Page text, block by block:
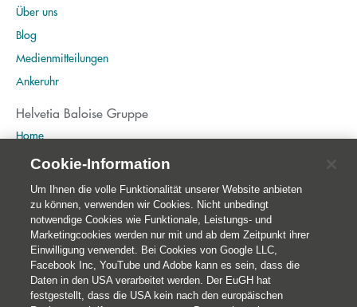
Über uns
Blog
Medienmitteilungen
Ankeruhr
Helvetia Baloise Gruppe
Home
Publikationen
Nachhaltigkeit
Cookie-Information
Um Ihnen die volle Funktionalität unserer Website anbieten
zu können, verwenden wir Cookies. Nicht unbedingt
notwendige Cookies wie Funktionale, Leistungs- und
Marketingcookies werden nur mit und ab dem Zeitpunkt ihrer
Einwilligung verwendet. Bei Cookies von Google LLC,
Facebook Inc, YouTube und Adobe kann es sein, dass die
Daten in den USA verarbeitet werden. Der EuGH hat
festgestellt, dass die USA kein nach den europäischen